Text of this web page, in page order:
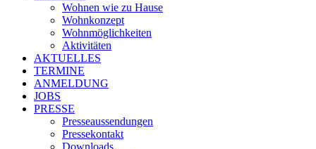
Wohnen wie zu Hause
Wohnkonzept
Wohnmöglichkeiten
Aktivitäten
AKTUELLES
TERMINE
ANMELDUNG
JOBS
PRESSE
Presseaussendungen
Pressekontakt
Downloads